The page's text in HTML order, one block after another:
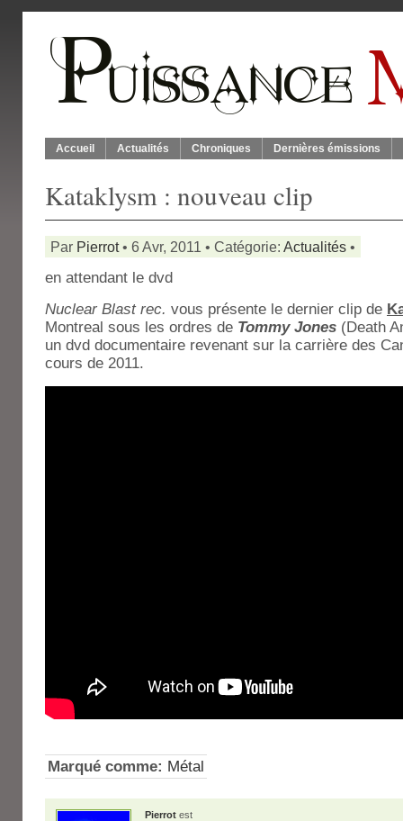
Accueil Actualités Chroniques Dernières émissions
Kataklysm : nouveau clip
Par Pierrot• 6 Avr, 2011 • Catégorie: Actualités •
en attendant le dvd
Nuclear Blast rec. vous présente le dernier clip de
Montreal sous les ordres de Tommy Jones (Death
un dvd documentaire revenant sur la carrière des
cours de 2011.
Marqué comme: Métal
Pierrot est